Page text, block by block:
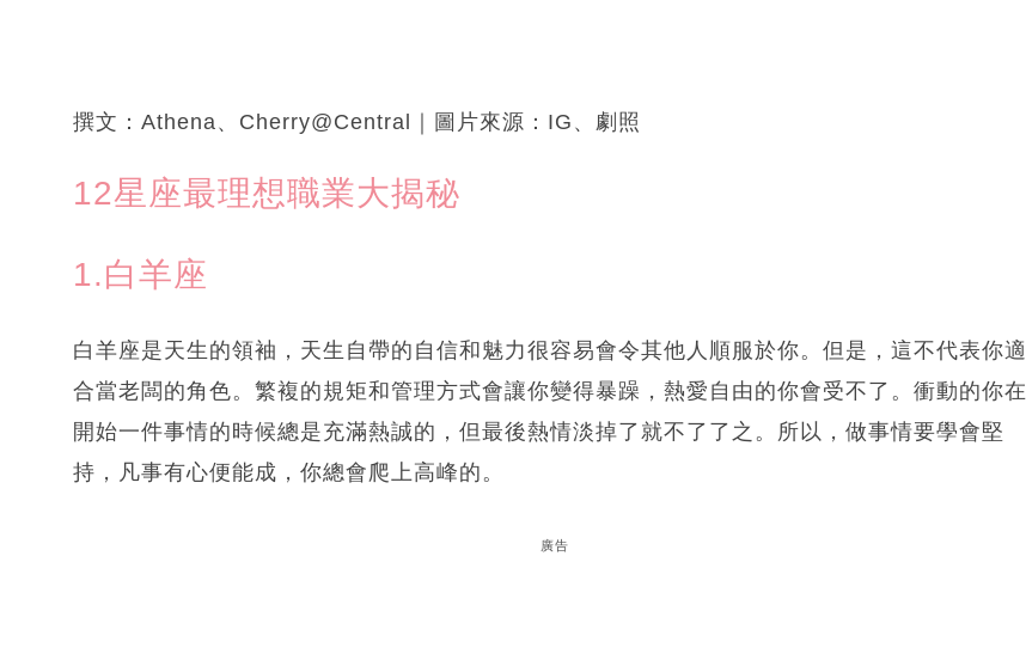
撰文：Athena、Cherry@Central｜圖片來源：IG、劇照
12星座最理想職業大揭秘
1.白羊座
白羊座是天生的領袖，天生自帶的自信和魅力很容易會令其他人順服於你。但是，這不代表你適
合當老闆的角色。繁複的規矩和管理方式會讓你變得暴躁，熱愛自由的你會受不了。衝動的你在
開始一件事情的時候總是充滿熱誠的，但最後熱情淡掉了就不了了之。所以，做事情要學會堅
持，凡事有心便能成，你總會爬上高峰的。
廣告